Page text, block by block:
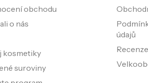
obchodu
o nás
kosmetiky
suroviny
údajů
Recenze